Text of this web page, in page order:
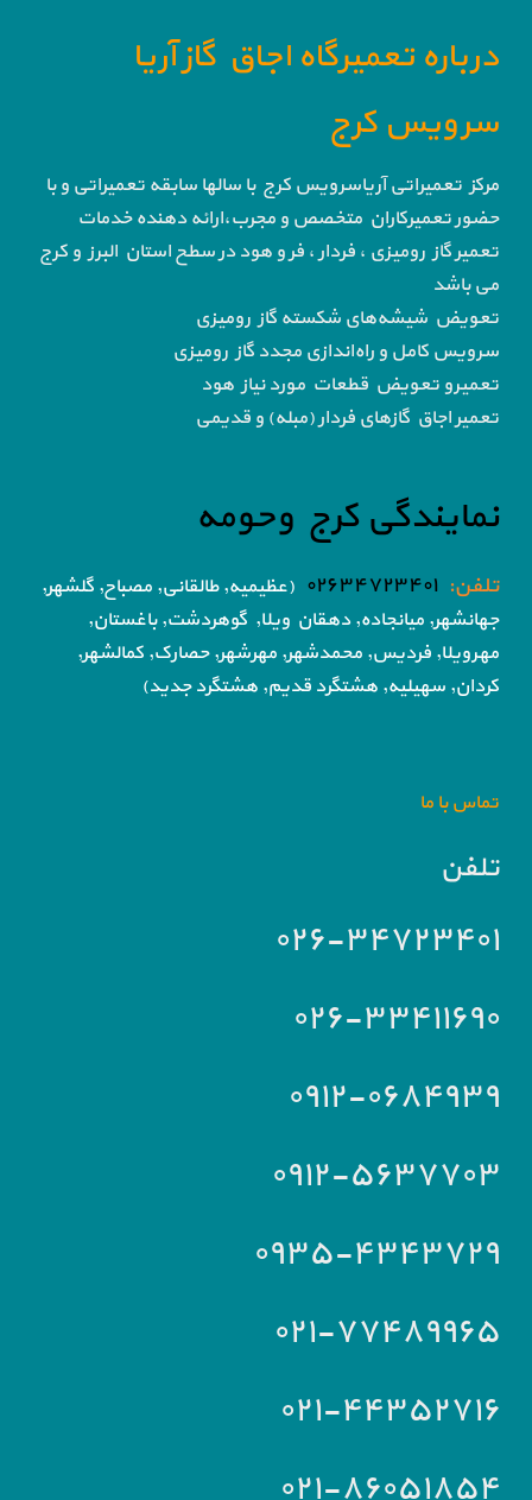
درباره تعمیرگاه اجاق گاز آریا
سرویس کرج
مرکز تعمیراتی آریاسرویس کرج با سالها سابقه تعمیراتی و با
حضور تعمیرکاران متخصص و مجرب،ارائه دهنده خدمات
تعمیر گاز رومیزی ، فردار ، فر و هود در سطح استان البرز و کرج
می باشد
تعویض شیشه‌های شکسته گاز رومیزی
سرویس کامل و راه‌اندازی مجدد گاز رومیزی
تعمیرو تعویض قطعات مورد نیاز هود
تعمیر اجاق گاز‌های فردار (مبله) و قدیمی
نمایندگی کرج وحومه
تلفن: ۰۲۶۳۴۷۲۳۴۰۱
(عظیمیه, طالقانی, مصباح, گلشهر,
جهانشهر, میانجاده, دهقان ویلا, گوهردشت, باغستان,
مهرویلا, فردیس, محمدشهر, مهرشهر, حصارک, کمالشهر,
کردان, سهیلیه, هشتگرد قدیم, هشتگرد جدید)
تماس با ما
تلفن
۰۲۶-۳۴۷۲۳۴۰۱
۰۲۶-۳۳۴۱۱۶۹۰
۰۹۱۲-۰۶۸۴۹۳۹
۰۹۱۲-۵۶۳۷۷۰۳
۰۹۳۵-۴۳۴۳۷۲۹
۰۲۱-۷۷۴۸۹۹۶۵
۰۲۱-۴۴۳۵۲۷۱۶
۰۲۱-۸۶۰۵۱۸۵۴